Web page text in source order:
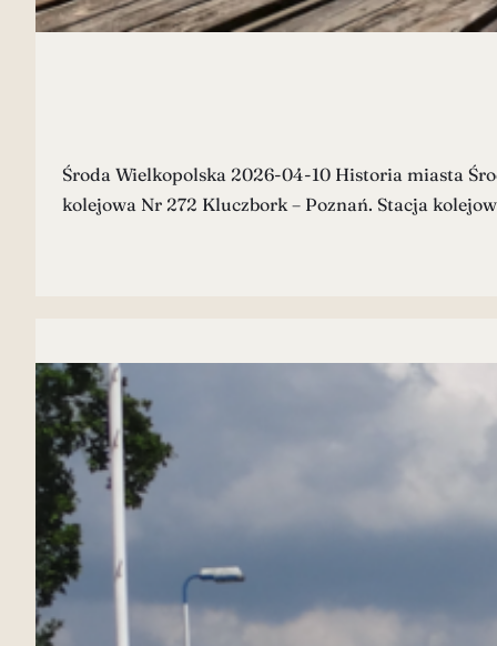
Środa Wielkopolska 2026-04-10 Historia miasta
kolejowa Nr 272 Kluczbork – Poznań. Stacja